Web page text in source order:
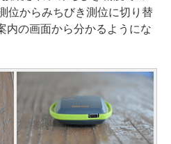
位からみちびき測位に切り替
内の画面から分かるようにな